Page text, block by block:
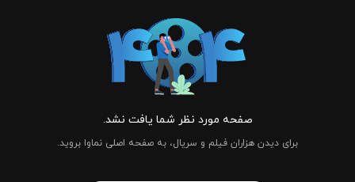
صفحه مورد نظر شما یافت نشد.
برای دیدن هزاران فیلم و سریال، به صفحه اصلی نماوا بروید.